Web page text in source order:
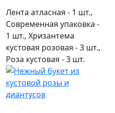
Лента атласная - 1 шт.,
Современная упаковка -
1 шт., Хризантема
кустовая розовая - 3 шт.,
Роза кустовая - 3 шт.